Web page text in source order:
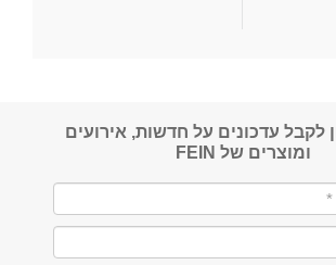
לקבל עדכונים על חדשות, אירועים
ומוצרים של FEIN